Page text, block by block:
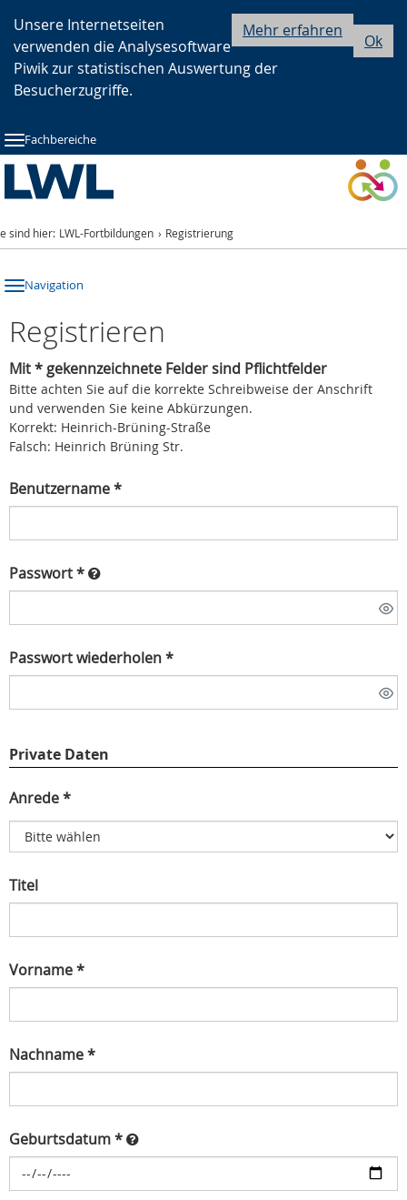
Hauptnavigation
Seitennavigation
Inhalt
Ok
Mehr erfahren
Unsere Internetseiten
verwenden die Analysesoftware
Piwik zur statistischen Auswertung der
Besucherzugriffe.
Fachbereiche
sind hier: LWL-Fortbildungen Registrierung
Navigation
Registrieren
Mit * gekennzeichnete Felder sind Pflichtfelder
Bitte achten Sie auf die korrekte Schreibweise der Anschrift
und verwenden Sie keine Abkürzungen.
Korrekt: Heinrich-Brüning-Straße
Falsch: Heinrich Brüning Str.
Benutzername *
Passwort *
Passwort wiederholen *
Private Daten
Anrede *
Titel
Vorname *
Nachname *
Geburtsdatum *